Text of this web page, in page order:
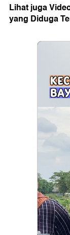
Lihat juga
yang Diduga